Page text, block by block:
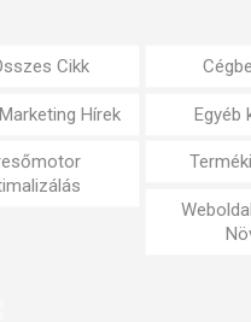
Cikk
Hírek Egyéb